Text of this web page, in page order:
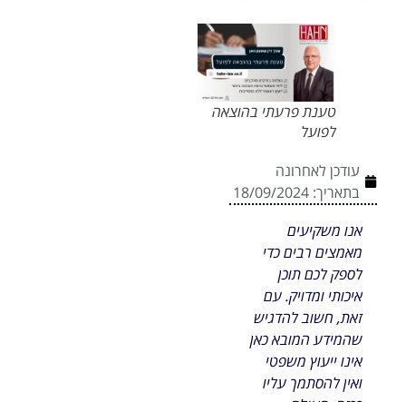
טענת פרעתי בהוצאה
לפועל
עודכן לאחרונה
בתאריך: 18/09/2024
אנו משקיעים
מאמצים רבים כדי
לספק לכם תוכן
איכותי ומדויק. עם
זאת, חשוב להדגיש
שהמידע המובא כאן
אינו ייעוץ משפטי
ואין להסתמך עליו